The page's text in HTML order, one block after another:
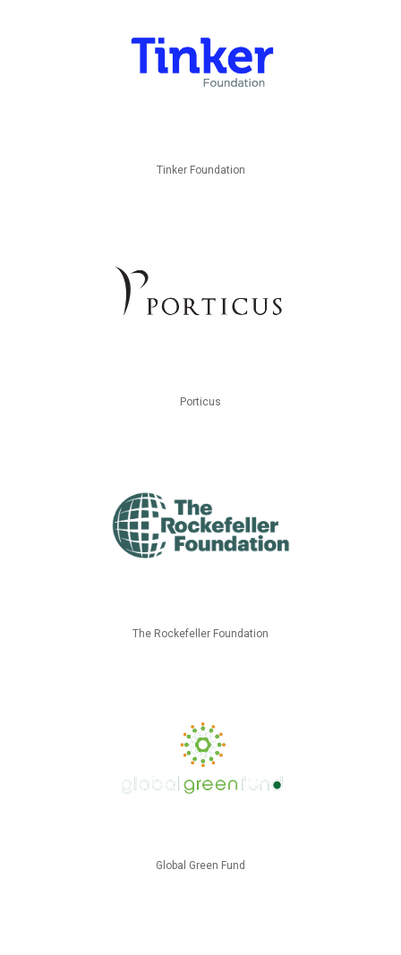
Tinker Foundation
Porticus
The Rockefeller Foundation
Global Green Fund